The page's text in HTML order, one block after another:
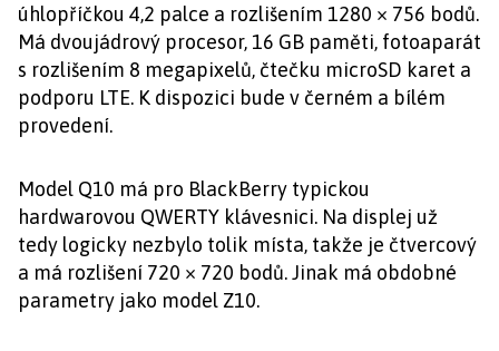
úhlopříčkou 4,2 palce a rozlišením 1280 × 756 bodů.
Má dvoujádrový procesor, 16 GB paměti, fotoaparát
s rozlišením 8 megapixelů, čtečku microSD karet a
podporu LTE. K dispozici bude v černém a bílém
provedení.
Model Q10 má pro BlackBerry typickou
hardwarovou QWERTY klávesnici. Na displej už
tedy logicky nezbylo tolik místa, takže je čtvercový
a má rozlišení 720 × 720 bodů. Jinak má obdobné
parametry jako model Z10.